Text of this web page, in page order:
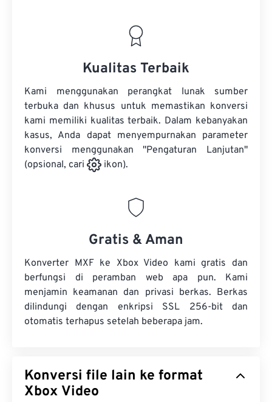
Kualitas Terbaik
Kami menggunakan perangkat lunak sumber
terbuka dan khusus untuk memastikan konversi
kami memiliki kualitas terbaik. Dalam kebanyakan
kasus, Anda dapat menyempurnakan parameter
konversi menggunakan "Pengaturan Lanjutan"
(opsional, cari
ikon).
Gratis & Aman
Konverter MXF ke Xbox Video kami gratis dan
berfungsi di peramban web apa pun. Kami
menjamin keamanan dan privasi berkas. Berkas
dilindungi dengan enkripsi SSL 256-bit dan
otomatis terhapus setelah beberapa jam.
Konversi file lain ke format
Xbox Video